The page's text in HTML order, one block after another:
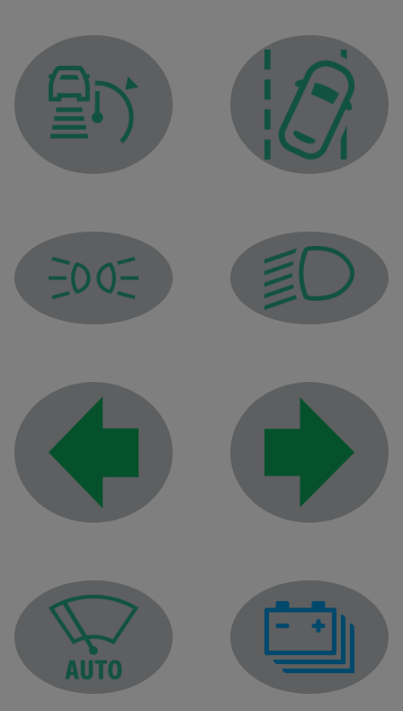
Kontrolka adaptívneho tempomatu s funkciou Stop and Go
Výstražná kontrolka
Kontrolka obrysových svetiel
Kontrolka stretávacích
Kontrolka ľavého smerového svetla Kontrolka pravých
Kontrolka funkcie „automatického stierania”
Kontrolka